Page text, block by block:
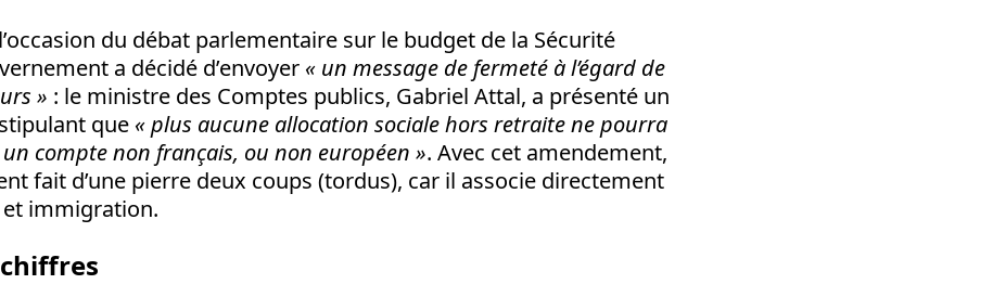
du débat parlementaire sur le budget de la Sécurité
a décidé d’envoyer « un message de fermeté à l’égard de
» : le ministre des Comptes publics, Gabriel Attal, a présenté un
que « plus aucune allocation sociale hors retraite ne pourra
compte non français, ou non européen ». Avec cet amendement,
fait d’une pierre deux coups (tordus), car il associe directement
immigration.